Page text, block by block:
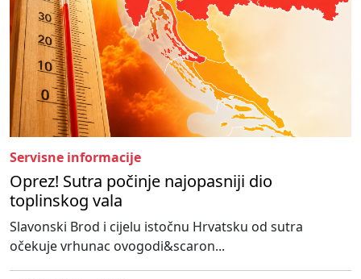
Servisne informacije
Oprez! Sutra počinje najopasniji dio
toplinskog vala
Slavonski Brod i cijelu istočnu Hrvatsku od sutra
očekuje vrhunac ovogodi&scaron...